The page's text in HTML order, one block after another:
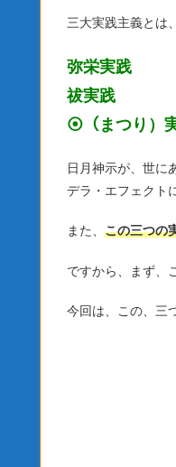
三大実践主義とは
弥栄実践
祓実践
⦿（まつり）
日月神示が、世に
デラ・エフェクト
また、 この三つの
ですから、まず、
今回は、この、三